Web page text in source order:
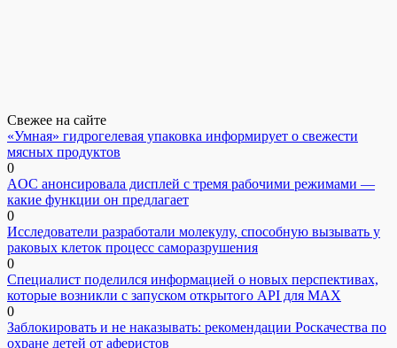
Свежее на сайте
«Умная» гидрогелевая упаковка информирует о свежести
мясных продуктов
0
AOC анонсировала дисплей с тремя рабочими режимами —
какие функции он предлагает
0
Исследователи разработали молекулу, способную вызывать у
раковых клеток процесс саморазрушения
0
Специалист поделился информацией о новых перспективах,
которые возникли с запуском открытого API для МАХ
0
Заблокировать и не наказывать: рекомендации Роскачества по
охране детей от аферистов